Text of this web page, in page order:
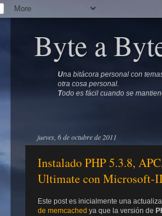
Byte a
Una bitácora personal con
otra cosa personal.
Todo es fácil cuando se
jueves, 6 de octubre de 2011
Instalado PHP 5.3.8,
Ultimate con Microsoft-
Este post es inicialmente una
de memcached ya que la versión de